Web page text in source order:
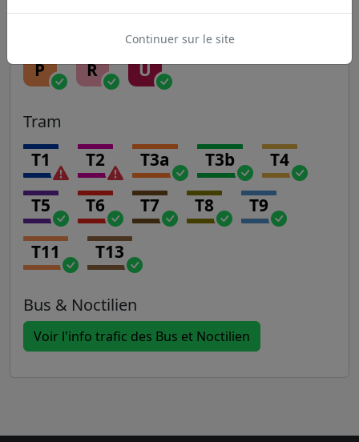
P R U
Tram
T1 T2 T3a T3b T4
T5 T6 T7 T8 T9
T11 T13
Bus & Noctilien
Voir l'info trafic des Bus et Noctilien
Continuer sur le site